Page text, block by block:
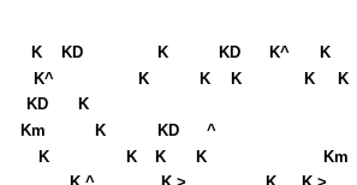
K KD K KD K^
K
K^ K K K K
K
KD
K
Km K KD
^
K K K K
Km